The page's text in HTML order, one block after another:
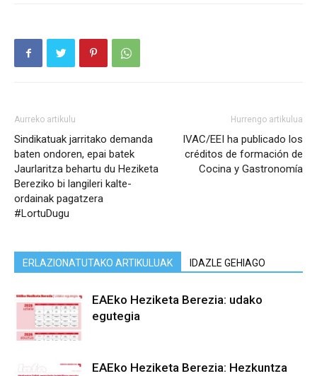
Aurreko artikulu
Sindikatuak jarritako demanda
baten ondoren, epai batek
Jaurlaritza behartu du Heziketa
Bereziko bi langileri kalte-
ordainak pagatzera
#LortuDugu
Hurrengo artikulua
IVAC/EEI ha publicado los
créditos de formación de
Cocina y Gastronomía
ERLAZIONATUTAKO ARTIKULUAK IDAZLE GEHIAGO
EAEko Heziketa Berezia: udako
egutegia
EAEko Heziketa Berezia: Hezkuntza